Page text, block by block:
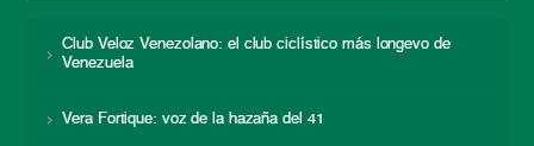
Club Veloz Venezolano: el club ciclístico más longevo de
Venezuela
Vera Fortique: voz de la hazaña del 41